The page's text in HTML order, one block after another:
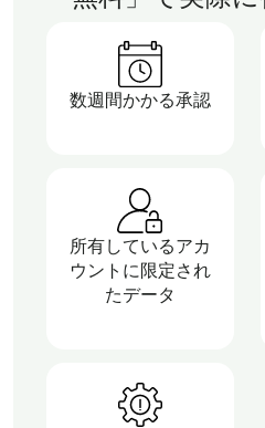
数週間かかる承認
所有しているアカ
ウントに限定され
たデータ